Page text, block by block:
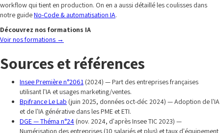
workflow qui tient en production. On en a aussi détaillé les coulisses dans
notre guideNo-Code & automatisation IA.
Découvrez nos formations IA
Voir nos formations →
Sources et références
Insee Première n°2061 (2024) — Part des entreprises françaises
utilisant l'IA et usages marketing/ventes.
Bpifrance Le Lab (juin 2025, données oct-déc 2024) — Adoption de l'IA
et de l'IA générative dans les PME et ETI.
DGE — Théma n°24 (nov. 2024, d'après Insee TIC 2023) —
Numérisation des entreprises (10 salariés et plus) et taux d'équipement